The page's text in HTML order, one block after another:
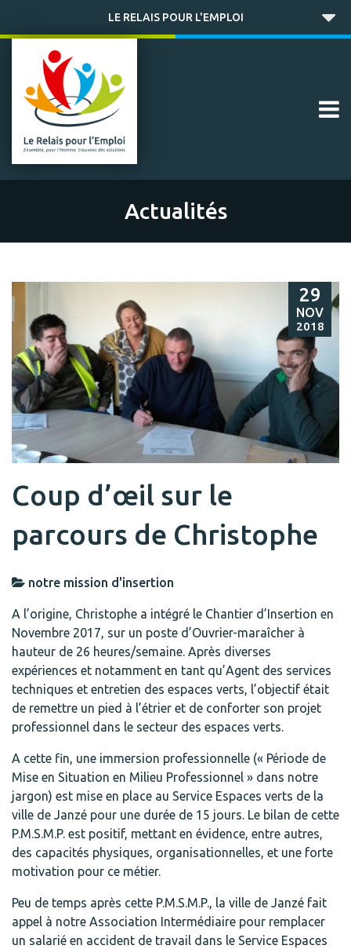
LE RELAIS POUR L'EMPLOI
Actualités
29
NOV
2018
Coup d’œil sur le
parcours de Christophe
notre mission d'insertion
A l’origine, Christophe a intégré le Chantier d’Insertion en
Novembre 2017, sur un poste d’Ouvrier-maraîcher à
hauteur de 26 heures/semaine. Après diverses
expériences et notamment en tant qu’Agent des services
techniques et entretien des espaces verts, l’objectif était
de remettre un pied à l’étrier et de conforter son projet
professionnel dans le secteur des espaces verts.
A cette fin, une immersion professionnelle (« Période de
Mise en Situation en Milieu Professionnel » dans notre
jargon) est mise en place au Service Espaces verts de la
ville de Janzé pour une durée de 15 jours. Le bilan de cette
P.M.S.M.P. est positif, mettant en évidence, entre autres,
des capacités physiques, organisationnelles, et une forte
motivation pour ce métier.
Peu de temps après cette P.M.S.M.P., la ville de Janzé fait
appel à notre Association Intermédiaire pour remplacer
un salarié en accident de travail dans le Service Espaces